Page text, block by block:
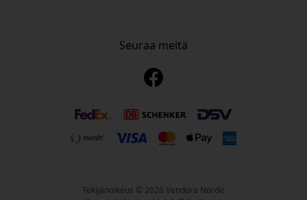
www.nordicsmartlight.seSeuraa meitä
Tekijänoikeus © 2026 Vendora Nordic